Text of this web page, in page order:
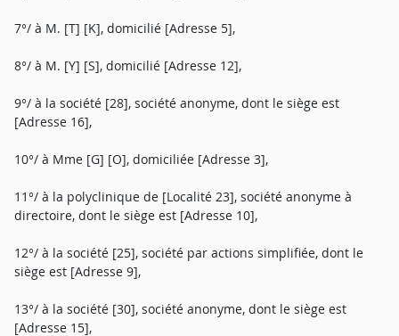
7°/ à M. [T] [K], domicilié [Adresse 5],
8°/ à M. [Y] [S], domicilié [Adresse 12],
9°/ à la société [28], société anonyme, dont le siège est
[Adresse 16],
10°/ à Mme [G] [O], domiciliée [Adresse 3],
11°/ à la polyclinique de [Localité 23], société anonyme à
directoire, dont le siège est [Adresse 10],
12°/ à la société [25], société par actions simplifiée, dont le
siège est [Adresse 9],
13°/ à la société [30], société anonyme, dont le siège est
[Adresse 15],